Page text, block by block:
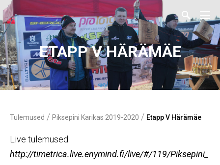
ETAPP V HÄRÄMÄE
Tulemused / Piksepini Karikas 2019-2020 / Etapp V Härämäe
Live tulemused:
http://timetrica.live.enymind.fi/live/#/119/Piksepini_